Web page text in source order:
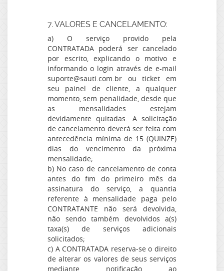
7. VALORES E CANCELAMENTO:
a) O serviço provido pela
CONTRATADA poderá ser cancelado
por escrito, explicando o motivo e
informando o login através de e-mail
suporte@sauti.com.br ou ticket em
seu painel de cliente, a qualquer
momento, sem penalidade, desde que
as mensalidades estejam
devidamente quitadas. A solicitação
de cancelamento deverá ser feita com
antecedência mínima de 15 (QUINZE)
dias do vencimento da próxima
mensalidade;
b) No caso de cancelamento de conta
antes do fim do primeiro mês da
assinatura do serviço, a quantia
referente à mensalidade paga pelo
CONTRATANTE não será devolvida,
não sendo também devolvidos a(s)
taxa(s) de serviços adicionais
solicitados;
c) A CONTRATADA reserva-se o direito
de alterar os valores de seus serviços
mediante notificação ao